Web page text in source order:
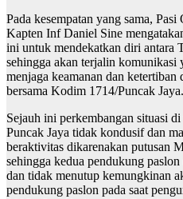
Pada kesempatan yang sama,
Kapten Inf Daniel Sine
ini untuk mendekatkan diri antara
sehingga akan terjalin komunikasi
menjaga keamanan dan
bersama Kodim 1714/Puncak Jaya.
Sejauh ini perkembangan situasi
Puncak Jaya tidak kondusif dan
beraktivitas dikarenakan putusan
sehingga kedua pendukung
dan tidak menutup kemungkinan
pendukung paslon pada saat